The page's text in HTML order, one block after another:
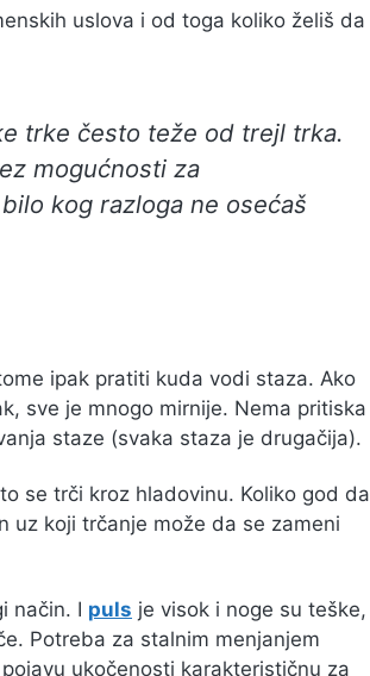
uslova i od toga koliko želiš da
trke često teže od trejl trka.
mogućnosti za
kog razloga ne osećaš
ipak pratiti kuda vodi staza. Ako
sve je mnogo mirnije. Nema pritiska
staze (svaka staza je drugačija).
se trči kroz hladovinu. Koliko god da
uz koji trčanje može da se zameni
način. I puls je visok i noge su teške,
Potreba za stalnim menjanjem
ukočenosti karakterističnu za